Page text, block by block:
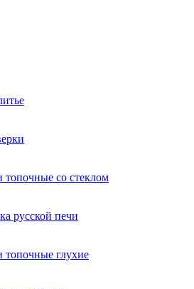
топочные со стеклом
русской печи
топочные глухие